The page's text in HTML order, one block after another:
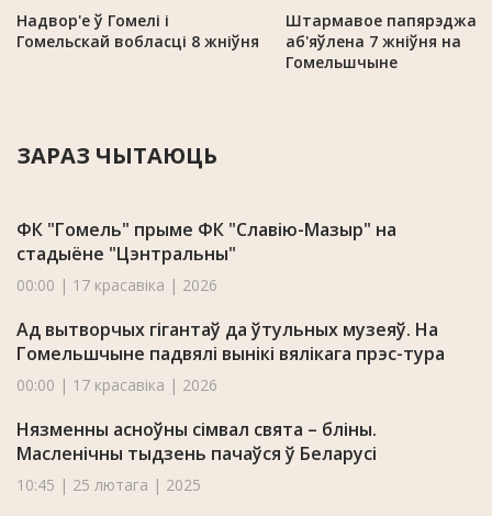
Надвор'е ў Гомелі і
Гомельскай вобласці 8 жніўня
Штармавое
аб'яўлена 7 жніўня на
Гомельшчыне
ЗАРАЗ ЧЫТАЮЦЬ
ФК "Гомель" прыме ФК "Славію-Мазыр" на
стадыёне "Цэнтральны"
00:00 | 17 красавіка | 2026
Ад вытворчых гігантаў да ўтульных музеяў. На
Гомельшчыне падвялі вынікі вялікага прэс-тура
00:00 | 17 красавіка | 2026
Нязменны асноўны сімвал свята – бліны.
Масленічны тыдзень пачаўся ў Беларусі
10:45 | 25 лютага | 2025